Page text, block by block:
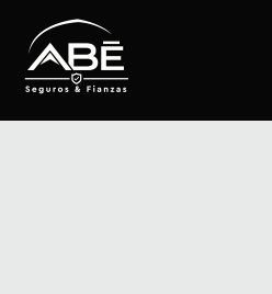
Saltar
al